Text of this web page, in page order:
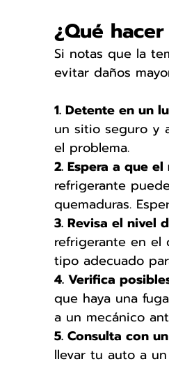
¿Qué
Si notas que la
evitar daños
1. Detente en un
un sitio seguro y
el problema.
2. Espera a que
refrigerante
quemaduras.
3. Revisa el nivel
refrigerante en el
tipo adecuado
4. Verifica
que haya una
a un mecánico
5. Consulta con
llevar tu auto a